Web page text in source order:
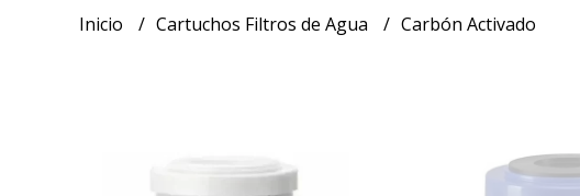
Inicio Cartuchos Filtros de Agua Carbón Activado